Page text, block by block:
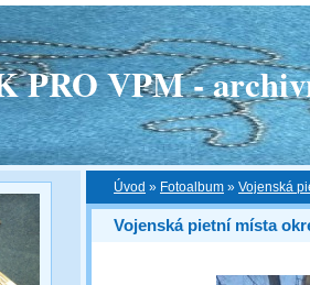
PRO VPM -
Úvod » Fotoalbum » Vojenská
Vojenská pietní místa